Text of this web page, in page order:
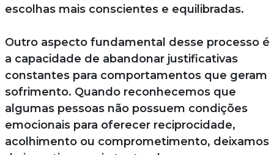
escolhas mais conscientes e equilibradas.
Outro aspecto fundamental desse processo é
a capacidade de abandonar justificativas
constantes para comportamentos que geram
sofrimento. Quando reconhecemos que
algumas pessoas não possuem condições
emocionais para oferecer reciprocidade,
acolhimento ou comprometimento, deixamos